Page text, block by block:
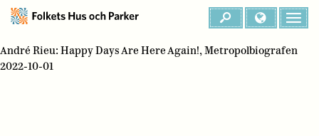
André Rieu: Happy Days Are Here Again!, Metropolbiografen
2022-10-01